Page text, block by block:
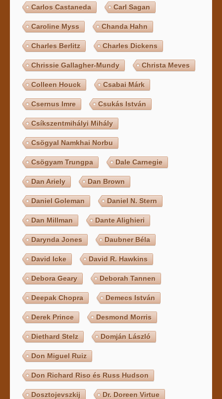
Carlos Castaneda Carl Sagan
Caroline Myss Chanda Hahn
Charles Berlitz Charles Dickens
Chrissie Gallagher-Mundy Christa Meves
Colleen Houck Csabai Márk
Csernus Imre Csukás István
Csíkszentmihályi Mihály
Csögyal Namkhai Norbu
Csögyam Trungpa Dale Carnegie
Dan Ariely Dan Brown
Daniel Goleman Daniel N. Stern
Dan Millman Dante Alighieri
Darynda Jones Daubner Béla
David Icke David R. Hawkins
Debora Geary Deborah Tannen
Deepak Chopra Demecs István
Derek Prince Desmond Morris
Diethard Stelz Domján László
Don Miguel Ruiz
Don Richard Riso és Russ Hudson
Dosztojevszkij Dr. Doreen Virtue